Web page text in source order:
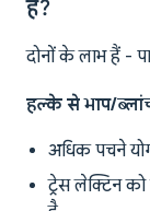
हैं?
दोनों के लाभ हैं -
हल्के से भाप/
अधिक पचने
ट्रेस लेक्टिन